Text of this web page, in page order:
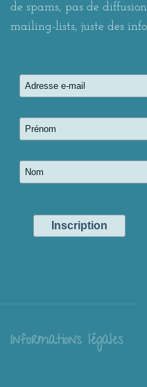
de spams, pas de
mailing-lists, juste des
Informations légales